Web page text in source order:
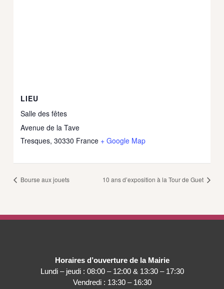
LIEU
Salle des fêtes
Avenue de la Tave
Tresques, 30330 France + Google Map
Bourse aux jouets 10 ans d’exposition à la Tour de Guet
Horaires d’ouverture de la Mairie
Lundi – jeudi : 08:00 – 12:00 & 13:30 – 17:30
Vendredi : 13:30 – 16:30